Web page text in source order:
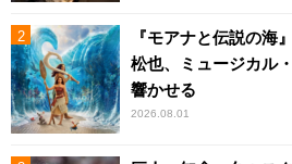
『モアナと伝説の海
松也、ミュージカル
響かせる
2026.08.01